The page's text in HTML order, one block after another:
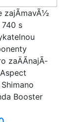
zajÃ­mavÃ½
s
zaÄÃ­najÃ­
Booster